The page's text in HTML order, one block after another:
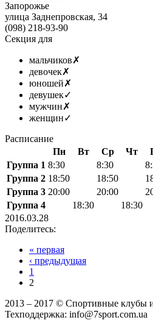
Запорожье
улица Заднепровская, 34
(098) 218-93-90
Секция для
мальчиков✗
девочек✗
юношей✗
девушек✓
мужчин✗
женщин✓
Расписание
Пн
Вт Ср Чт
Группа 1 8:30 8:30
Группа 2 18:50 18:50
Группа 3 20:00 20:00
Группа 4
18:30
18:30
2016.03.28
Поделитесь:
« первая
‹ предыдущая
1
2
2013 ‒ 2017 © Спортивные клубы
Техподдержка: info@7sport.com.ua